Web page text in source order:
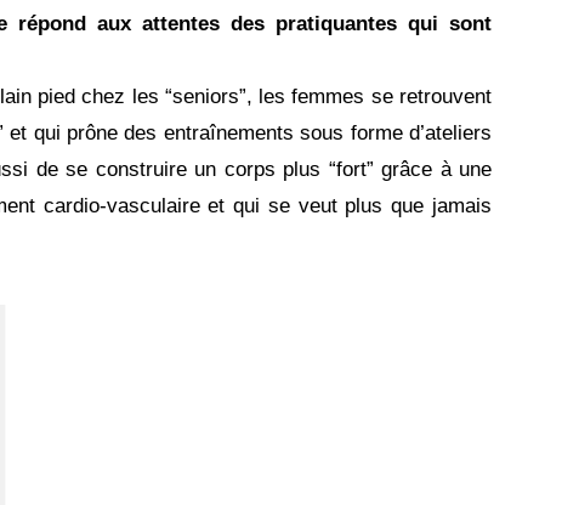
aux attentes des pratiquantes qui sont
pied chez les “seniors”, les femmes se retrouvent
qui prône des entraînements sous forme d’ateliers
de se construire un corps plus “fort” grâce à une
cardio-vasculaire et qui se veut plus que jamais